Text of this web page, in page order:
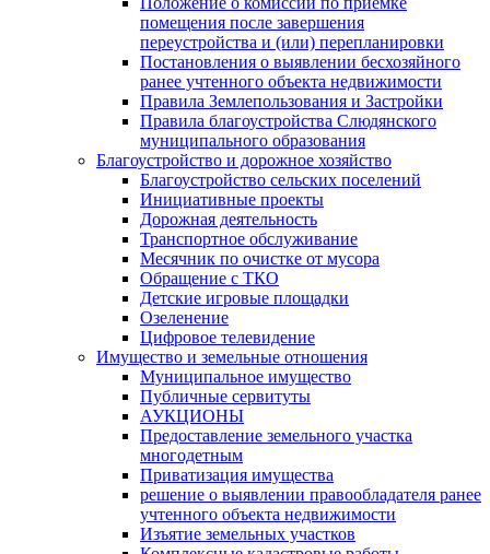
помещения после завершения
переустройства и (или) перепланировки
Постановления о выявлении бесхозяйного
ранее учтенного объекта недвижимости
Правила Землепользования и Застройки
Правила благоустройства Слюдянского
муниципального образования
Благоустройство и дорожное хозяйство
Благоустройство сельских поселений
Инициативные проекты
Дорожная деятельность
Транспортное обслуживание
Месячник по очистке от мусора
Обращение с ТКО
Детские игровые площадки
Озеленение
Цифровое телевидение
Имущество и земельные отношения
Муниципальное имущество
Публичные сервитуты
АУКЦИОНЫ
Предоставление земельного участка
многодетным
Приватизация имущества
решение о выявлении правообладателя ранее
учтенного объекта недвижимости
Изъятие земельных участков